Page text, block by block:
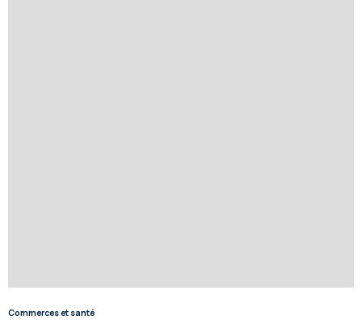
Commerces et santé